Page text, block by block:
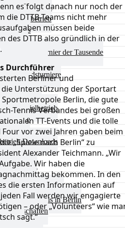
Übersicht
Spielbetrieb
& Qualis
Qualis
Tischtennisturnier der Tausende
Verbandsturniere
Downloads
Übersicht
Jugend
und Kader
Tischtennis in Berlin
es folgt danach nur noch der
die DTTB-Teams nicht mehr
müssen beide
des DTTB also gründlich in der
Durchführer
Berliner und
die Unterstützung der Sportart
Berlin, die gute
Tennis Verbandes bei großen
TT-Events und die tolle
vor zwei Jahren gaben beim
„Spiele nach Berlin“ zu
Alexander Teichmann. „Wir
Wir haben die
bekommen. In den
die ersten Informationen auf
Fall werden wir engagierte
– oder „Volunteers“ wie
sagt.“